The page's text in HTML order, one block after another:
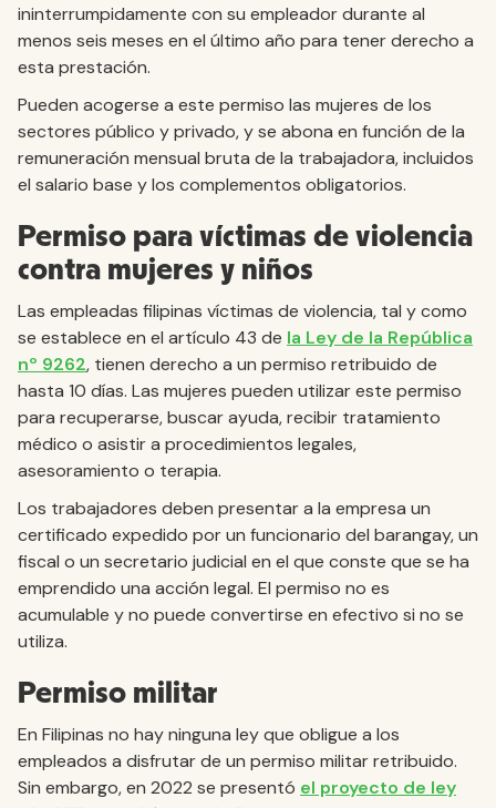
ininterrumpidamente con su empleador durante al
menos seis meses en el último año para tener derecho a
esta prestación.
Pueden acogerse a este permiso las mujeres de los
sectores público y privado, y se abona en función de la
remuneración mensual bruta de la trabajadora, incluidos
el salario base y los complementos obligatorios.
Permiso para víctimas de violencia
contra mujeres y niños
Las empleadas filipinas víctimas de violencia, tal y como
se establece en el artículo 43 de la Ley de la República
nº 9262, tienen derecho a un permiso retribuido de
hasta 10 días. Las mujeres pueden utilizar este permiso
para recuperarse, buscar ayuda, recibir tratamiento
médico o asistir a procedimientos legales,
asesoramiento o terapia.
Los trabajadores deben presentar a la empresa un
certificado expedido por un funcionario del barangay, un
fiscal o un secretario judicial en el que conste que se ha
emprendido una acción legal. El permiso no es
acumulable y no puede convertirse en efectivo si no se
utiliza.
Permiso militar
En Filipinas no hay ninguna ley que obligue a los
empleados a disfrutar de un permiso militar retribuido.
Sin embargo, en 2022 se presentó el proyecto de ley